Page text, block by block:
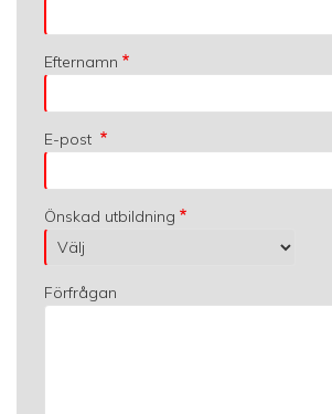
Efternamn
E-post
Önskad utbildning
Förfrågan